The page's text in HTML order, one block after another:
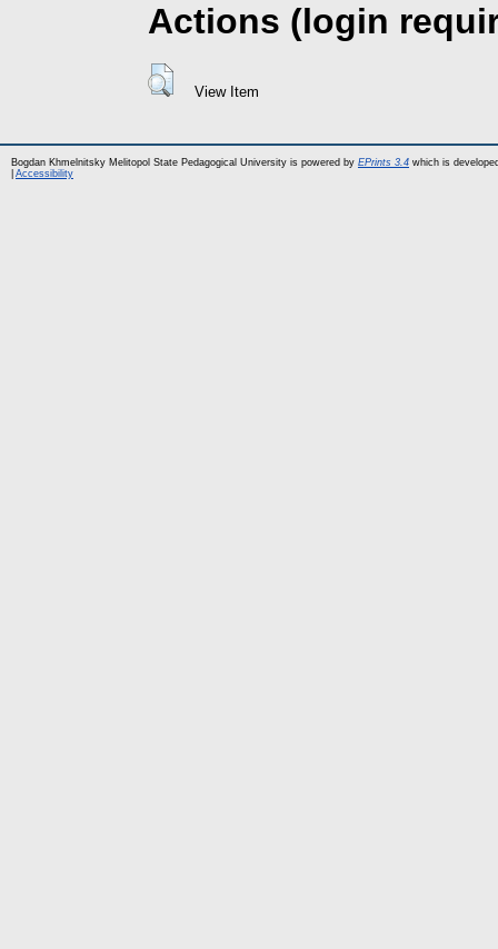
Actions (login
View Item
Bogdan Khmelnitsky Melitopol State Pedagogical University is powered by EPrints 3.4 which is
Accessibility